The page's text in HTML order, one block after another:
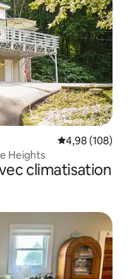
Note
4,98 (108)
Heights
climatisation